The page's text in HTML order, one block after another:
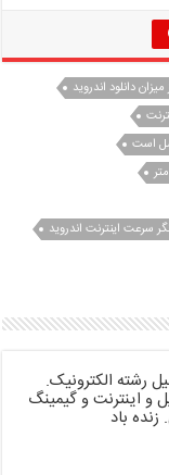
میزان دانلود اندروید
است
سرعت اینترنت اندروید
رشته الکترونیک.
و اینترنت و گیمینگ
باد